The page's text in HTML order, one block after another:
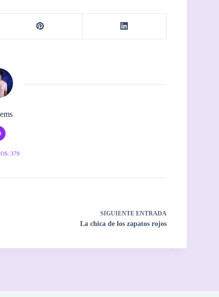
379
SIGUIENTE ENTRADA
La chica de los zapatos rojos